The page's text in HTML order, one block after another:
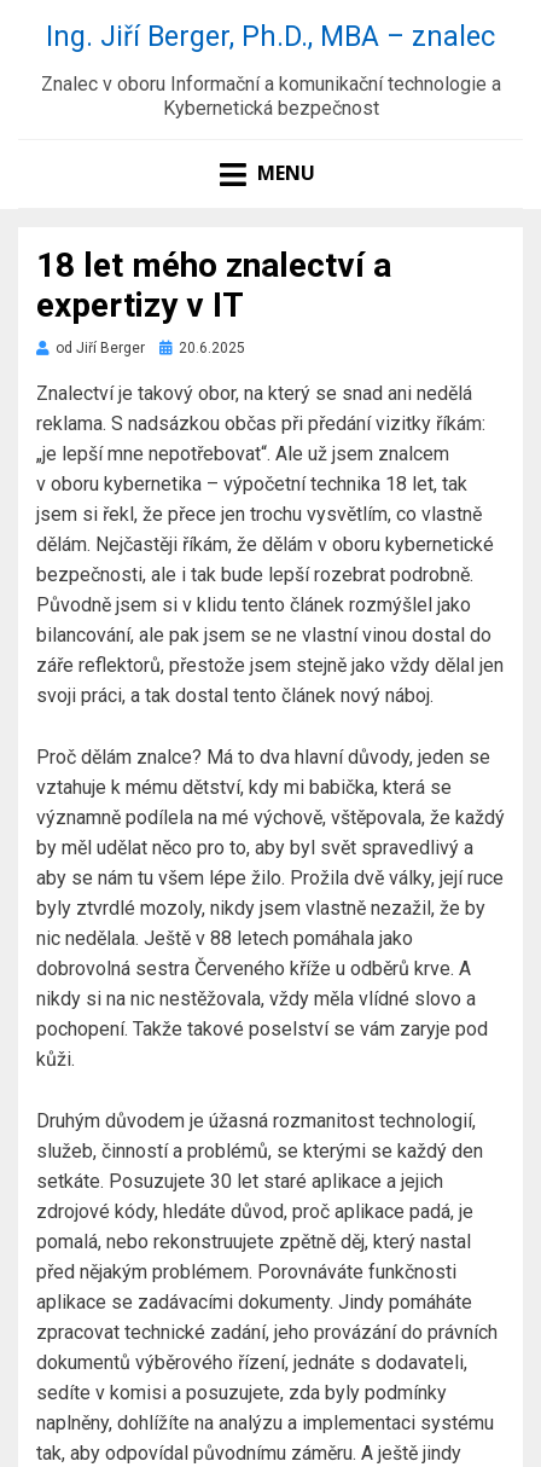
Ing. Jiří Berger, Ph.D., MBA – znalec
Znalec v oboru Informační a komunikační technologie a
Kybernetická bezpečnost
MENU
18 let mého znalectví a
expertizy v IT
od Jiří Berger
Zveřejněno
20.6.2025
Znalectví je takový obor, na který se snad ani nedělá
reklama. S nadsázkou občas při předání vizitky říkám:
„je lepší mne nepotřebovat“. Ale už jsem znalcem
v oboru kybernetika – výpočetní technika 18 let, tak
jsem si řekl, že přece jen trochu vysvětlím, co vlastně
dělám. Nejčastěji říkám, že dělám v oboru kybernetické
bezpečnosti, ale i tak bude lepší rozebrat podrobně.
Původně jsem si v klidu tento článek rozmýšlel jako
bilancování, ale pak jsem se ne vlastní vinou dostal do
záře reflektorů, přestože jsem stejně jako vždy dělal jen
svoji práci, a tak dostal tento článek nový náboj.
Proč dělám znalce? Má to dva hlavní důvody, jeden se
vztahuje k mému dětství, kdy mi babička, která se
významně podílela na mé výchově, vštěpovala, že každý
by měl udělat něco pro to, aby byl svět spravedlivý a
aby se nám tu všem lépe žilo. Prožila dvě války, její ruce
byly ztvrdlé mozoly, nikdy jsem vlastně nezažil, že by
nic nedělala. Ještě v 88 letech pomáhala jako
dobrovolná sestra Červeného kříže u odběrů krve. A
nikdy si na nic nestěžovala, vždy měla vlídné slovo a
pochopení. Takže takové poselství se vám zaryje pod
kůži.
Druhým důvodem je úžasná rozmanitost technologií,
služeb, činností a problémů, se kterými se každý den
setkáte. Posuzujete 30 let staré aplikace a jejich
zdrojové kódy, hledáte důvod, proč aplikace padá, je
pomalá, nebo rekonstruujete zpětně děj, který nastal
před nějakým problémem. Porovnáváte funkčnosti
aplikace se zadávacími dokumenty. Jindy pomáháte
zpracovat technické zadání, jeho provázání do právních
dokumentů výběrového řízení, jednáte s dodavateli,
sedíte v komisi a posuzujete, zda byly podmínky
naplněny, dohlížíte na analýzu a implementaci systému
tak, aby odpovídal původnímu záměru. A ještě jindy